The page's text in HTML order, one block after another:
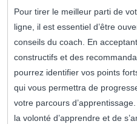
Pour tirer le meilleur parti de
ligne, il est essentiel d’être
conseils du coach. En
constructifs et des
pourrez identifier vos points
qui vous permettra de
votre parcours
la volonté d’apprendre et de